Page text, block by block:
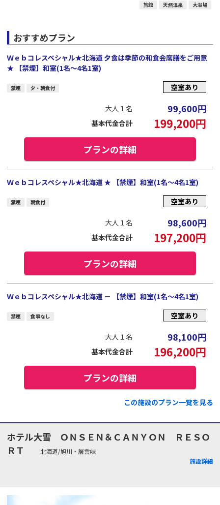
旅館 天然温泉 大浴場
おすすめプラン
Ｗｅｂコレスペシャル★北海道 夕食は季節の和食会席膳をご用意
★ 【禁煙】和室(1名～4名1室)
禁煙 夕・朝食付 空室あり
大人１名 99,600円
基本代金合計 199,200円
プランの詳細
Ｗｅｂコレスペシャル★北海道 ★ 【禁煙】和室(1名～4名1室)
禁煙 朝食付 空室あり
大人１名 98,600円
基本代金合計 197,200円
プランの詳細
Ｗｅｂコレスペシャル★北海道 － 【禁煙】和室(1名～4名1室)
禁煙 食事なし 空室あり
大人１名 98,100円
基本代金合計 196,200円
プランの詳細
この施設のプラン一覧を見る
ホテル大雪 ＯＮＳＥＮ＆ＣＡＮＹＯＮ ＲＥＳＯ
ＲＴ
北海道/旭川・層雲峡
施設詳細